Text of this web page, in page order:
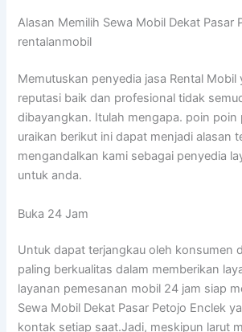
Alasan Memilih Sewa Mobil Dekat Pasar
rentalanmobil
Memutuskan penyedia jasa Rental Mobil
reputasi baik dan profesional tidak
dibayangkan. Itulah mengapa. poin
uraikan berikut ini dapat menjadi alasan
mengandalkan kami sebagai penyedia
untuk anda.
Buka 24 Jam
Untuk dapat terjangkau oleh konsumen
paling berkualitas dalam memberikan
layanan pemesanan mobil 24 jam siap
Sewa Mobil Dekat Pasar Petojo Enclek
kontak setiap saat.Jadi, meskipun larut